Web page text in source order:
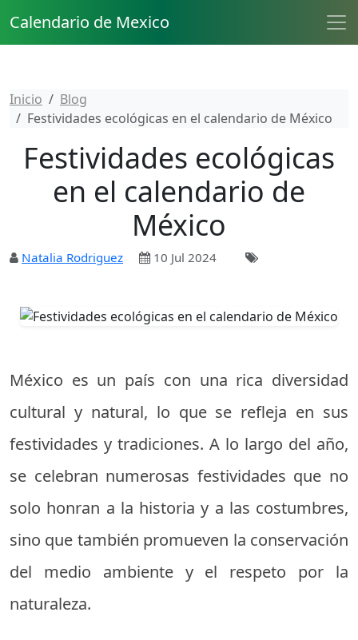
Calendario de Mexico
Inicio
Blog
Festividades ecológicas en el calendario de México
Festividades ecológicas
en el calendario de
México
Natalia Rodriguez 10 Jul 2024
México es un país con una rica diversidad
cultural y natural, lo que se refleja en sus
festividades y tradiciones. A lo largo del año,
se celebran numerosas festividades que no
solo honran a la historia y a las costumbres,
sino que también promueven la conservación
del medio ambiente y el respeto por la
naturaleza.